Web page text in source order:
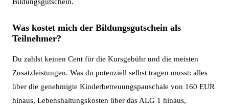
Was kostet mich der Bildungsgutschein als
Teilnehmer?
Du zahlst keinen Cent für die Kursgebühr und die meisten
Zusatzleistungen. Was du potenziell selbst tragen musst: alles
über die genehmigte Kinderbetreuungspauschale von 160 EUR
hinaus, Lebenshaltungskosten über das ALG 1 hinaus,